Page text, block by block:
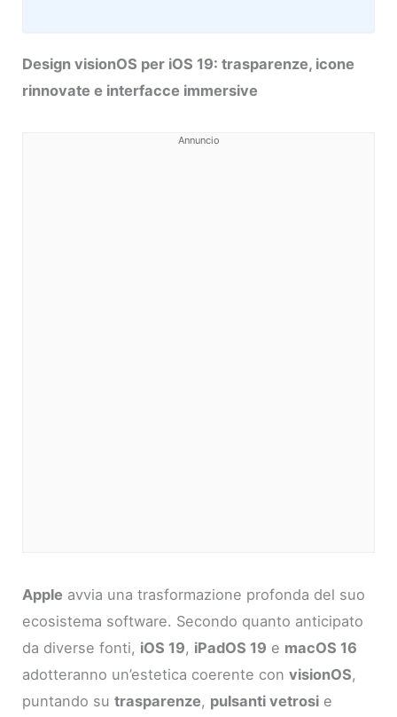
Design visionOS per iOS 19: trasparenze, icone
rinnovate e interfacce immersive
Annuncio
Apple avvia una trasformazione profonda del suo
ecosistema software. Secondo quanto anticipato
da diverse fonti, iOS 19, iPadOS 19 e macOS 16
adotteranno un’estetica coerente convisionOS,
puntando sutrasparenze, pulsanti vetrosi e